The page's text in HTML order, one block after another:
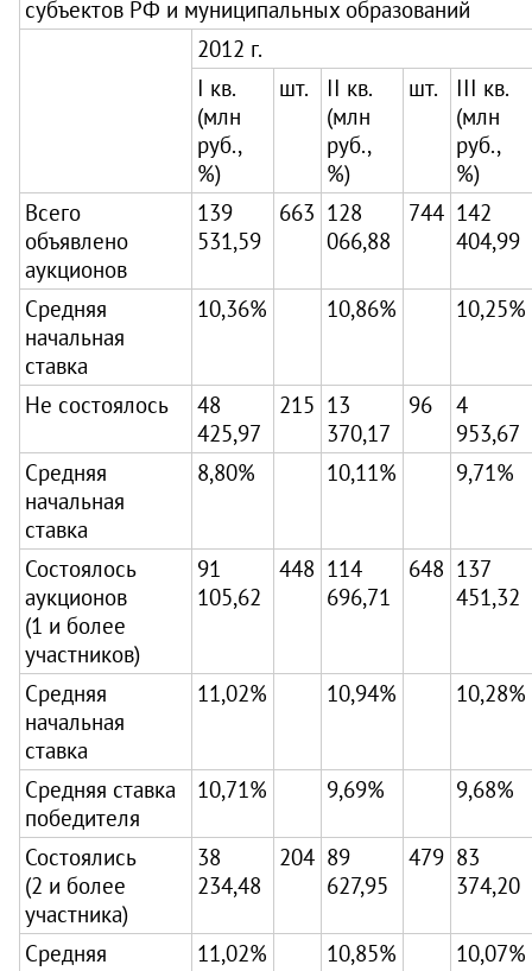
субъектов РФ и муниципальных образований
2012 г.
I кв.
(млн
руб.,
%)
шт.
II кв.
(млн
руб.,
%)
шт.
III кв.
(млн
руб.,
%)
Всего
объявлено
аукционов
139
531,59
663 128
066,88
744 142
404,99
Средняя
начальная
ставка
10,36% 10,86% 10,25%
Не состоялось
48
425,97
215 13
370,17
96
4
953,67
Средняя
начальная
ставка
8,80% 10,11% 9,71%
Состоялось
аукционов
(1 и более
участников)
91
105,62
448 114
696,71
648 137
451,32
Средняя
начальная
ставка
11,02% 10,94% 10,28%
Средняя ставка
победителя
10,71% 9,69% 9,68%
Состоялись
(2 и более
участника)
38
234,48
204 89
627,95
479 83
374,20
Средняя
11,02% 10,85% 10,07%